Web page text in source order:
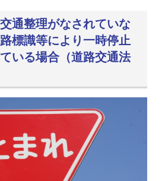
通整理がなされていな
標識等により一時停止
いる場合（道路交通法